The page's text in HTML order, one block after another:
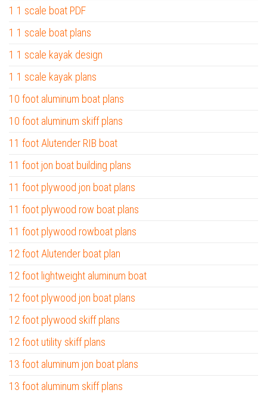
1 1 scale boat PDF
1 1 scale boat plans
1 1 scale kayak design
1 1 scale kayak plans
10 foot aluminum boat plans
10 foot aluminum skiff plans
11 foot Alutender RIB boat
11 foot jon boat building plans
11 foot plywood jon boat plans
11 foot plywood row boat plans
11 foot plywood rowboat plans
12 foot Alutender boat plan
12 foot lightweight aluminum boat
12 foot plywood jon boat plans
12 foot plywood skiff plans
12 foot utility skiff plans
13 foot aluminum jon boat plans
13 foot aluminum skiff plans